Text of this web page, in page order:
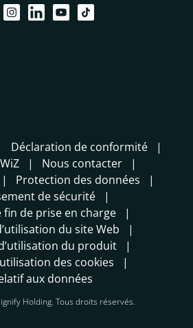
Déclaration de conformité
Nous contacter
Protection des données
de sécurité
fin de prise en charge
du site Web
du produit
des cookies
aux données
Holding. Tous droits réservés.